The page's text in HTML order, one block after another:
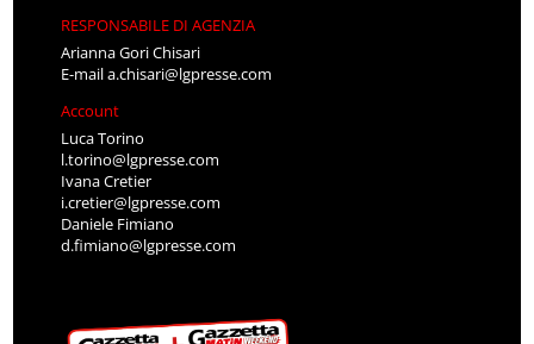
RESPONSABILE DI AGENZIA
Arianna Gori Chisari
E-maila.chisari@lgpresse.com
Account
Luca Torino
l.torino@lgpresse.com
Ivana Cretier
i.cretier@lgpresse.com
Daniele Fimiano
d.fimiano@lgpresse.com